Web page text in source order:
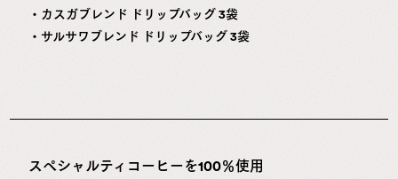
・カスガブレンド ドリップバッグ 3袋
・サルサワブレンド ドリップバッグ 3袋
スペシャルティコーヒーを100％使用